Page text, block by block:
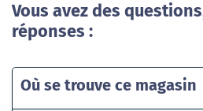
Vous avez des
réponses :
Où se trouve ce magasin